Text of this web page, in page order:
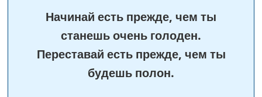
Начинай есть прежде, чем ты
станешь очень голоден.
Переставай есть прежде, чем ты
будешь полон.